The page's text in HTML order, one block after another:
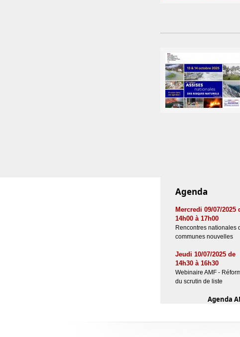
Agenda
Mercredi 09/07/2025
14h00 à 17h00
Rencontres nationales
communes nouvelles
Jeudi 10/07/2025 de
14h30 à 16h30
Webinaire AMF -
du scrutin de liste
Agenda